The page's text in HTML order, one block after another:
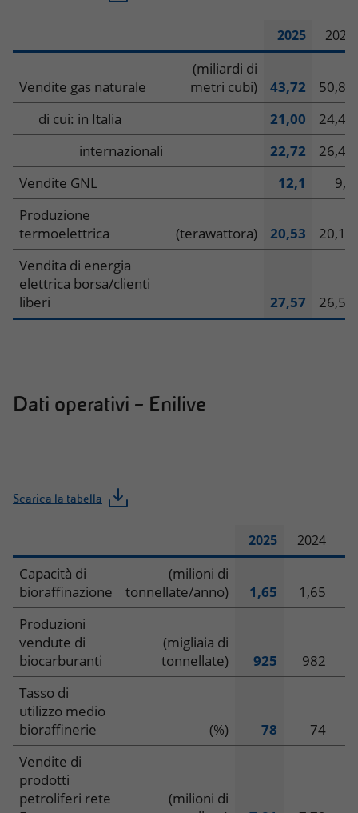
operativi
–
Global
Gas
&
LNG
Portfolio
e
2025 2024
Vendite gas naturale
(miliardi di
metri cubi)
43,72
50,88
di cui: in Italia
21,00
24,40
internazionali
22,72
26,48
Vendite GNL
12,1
9,8
Produzione
termoelettrica
(terawattora) 20,53
20,16
Vendita di energia
elettrica borsa/clienti
liberi
27,57 26,55
Dati operativi – Enilive
Scarica la tabella
Dati
operativi
–
Enilive
2025 2024
Capacità di
bioraffinazione
(milioni di
tonnellate/anno)
1,65 1,65
Produzioni
vendute di
biocarburanti
(migliaia di
tonnellate)
925 982
Tasso di
utilizzo medio
bioraffinerie
(%) 78
74
Vendite di
prodotti
petroliferi rete
(milioni di